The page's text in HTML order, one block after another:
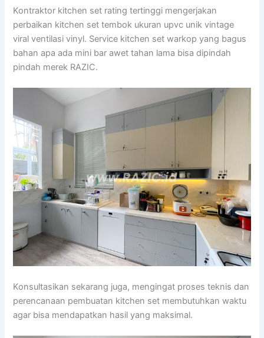
Kontraktor kitchen set rating tertinggi mengerjakan
perbaikan kitchen set tembok ukuran upvc unik vintage
viral ventilasi vinyl. Service kitchen set warkop yang bagus
bahan apa ada mini bar awet tahan lama bisa dipindah
pindah merek RAZIC.
Konsultasikan sekarang juga, mengingat proses teknis dan
perencanaan pembuatan kitchen set membutuhkan waktu
agar bisa mendapatkan hasil yang maksimal.